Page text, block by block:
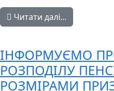
Читати далі...
ІНФОРМУЄМО
РОЗПОДІЛУ
РОЗМІРАМИ